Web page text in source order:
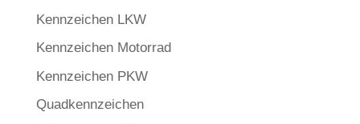
Kennzeichen LKW
Kennzeichen Motorrad
Kennzeichen PKW
Quadkennzeichen